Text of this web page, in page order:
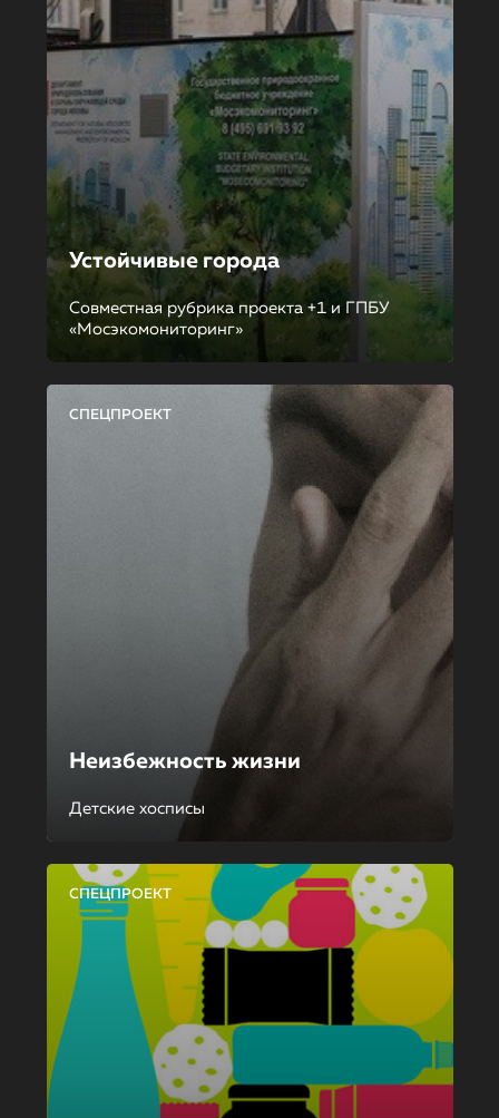
Устойчивые города
Совместная рубрика проекта +1 и ГПБУ
«Мосэкомониторинг»
СПЕЦПРОЕКТ
Неизбежность жизни
Детские хосписы
СПЕЦПРОЕКТ